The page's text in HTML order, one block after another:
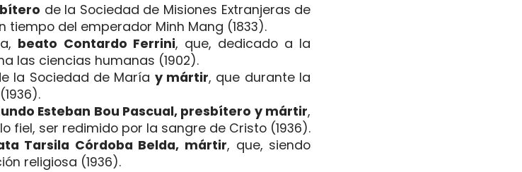
de la Sociedad de Misiones Extranjeras de
del emperador Minh Mang (1833).
beato Contardo Ferrini, que, dedicado a la
las ciencias humanas (1902).
la Sociedad de María y mártir, que durante la
Esteban Bou Pascual, presbítero y mártir,
fiel, ser redimido por la sangre de Cristo (1936).
Tarsila Córdoba Belda, mártir, que, siendo
religiosa (1936).